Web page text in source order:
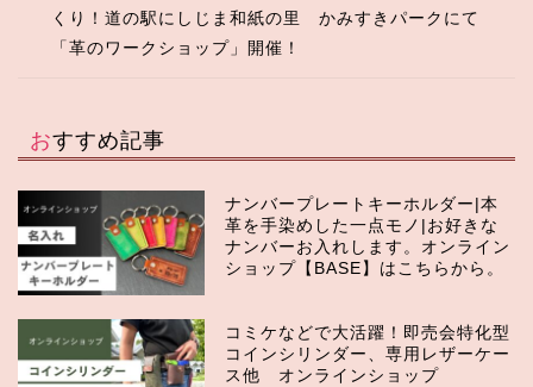
くり！道の駅にしじま和紙の里 かみすきパークにて
「革のワークショップ」開催！
おすすめ記事
ナンバープレートキーホルダー|本
革を手染めした一点モノ|お好きな
ナンバーお入れします。オンライン
ショップ【BASE】はこちらから。
コミケなどで大活躍！即売会特化型
コインシリンダー、専用レザーケー
ス他 オンラインショップ